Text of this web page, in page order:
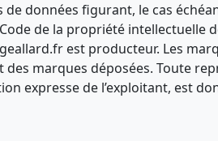
données figurant, le cas
de la propriété intellectuelle
est producteur. Les
marques déposées. Toute
expresse de l’exploitant, est